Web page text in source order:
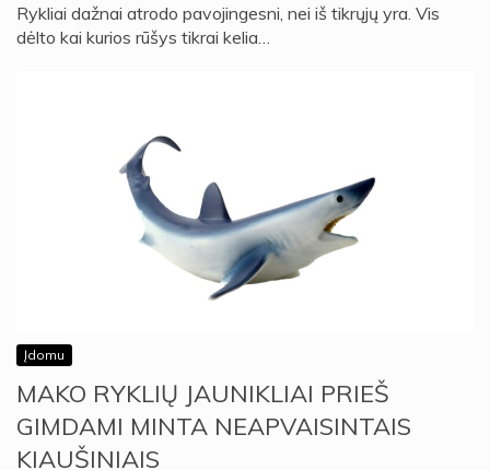
Rykliai dažnai atrodo pavojingesni, nei iš tikrųjų yra. Vis
dėlto kai kurios rūšys tikrai kelia…
Įdomu
MAKO RYKLIŲ JAUNIKLIAI PRIEŠ
GIMDAMI MINTA NEAPVAISINTAIS
KIAUŠINIAIS